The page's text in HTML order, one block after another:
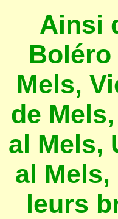
Ainsi
Boléro
Mels,
de
al Mels,
al
leurs